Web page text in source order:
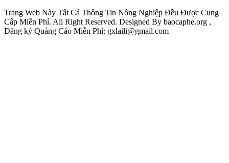
Trang Web Này Tất Cả Thông Tin Nông Nghiệp Đều Được Cung
Cấp Miễn Phí. All Right Reserved. Designed By baocaphe.org ,
Đăng ký Quảng Cáo Miễn Phí: gxlaili@gmail.com